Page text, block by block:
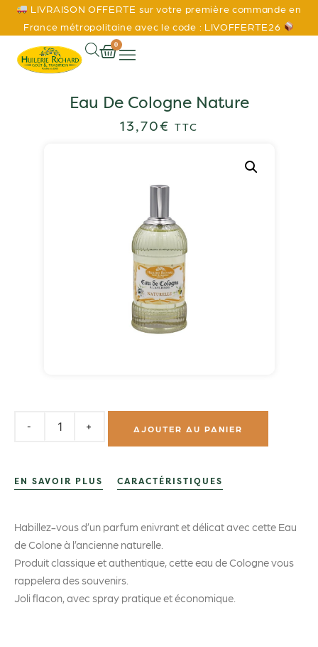
LIVRAISON OFFERTE sur votre première commande en
France métropolitaine avec le code : LIVOFFERTE26
0
Eau De Cologne Nature
13,70€ TTC
AJOUTER AU PANIER
EN SAVOIR PLUS CARACTÉRISTIQUES
Habillez-vous d’un parfum enivrant et délicat avec cette Eau
de Colone à l’ancienne naturelle.
Produit classique et authentique, cette eau de Cologne vous
rappelera des souvenirs.
Joli flacon, avec spray pratique et économique.